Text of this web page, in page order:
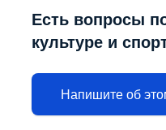
Есть вопросы
культуре и
Напишите об